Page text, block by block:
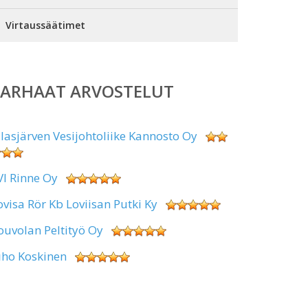
Virtaussäätimet
ARVOSTELUT
Vesijohtoliike Kannosto Oy
Rinne Oy
Rör Kb Loviisan Putki Ky
Peltityö Oy
Koskinen